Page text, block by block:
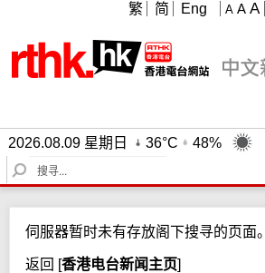
A A A
繁 简 Eng
2026.08.09 星期日 36°C
48%
S
e
c
h
伺服器暂时未有存放阁下搜寻的页面。
返回 [香港电台新闻主页]